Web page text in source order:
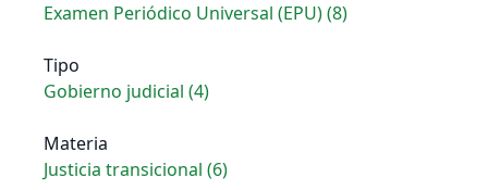
Examen Periódico Universal (EPU) (8)
Tipo
Gobierno judicial (4)
Materia
Justicia transicional (6)